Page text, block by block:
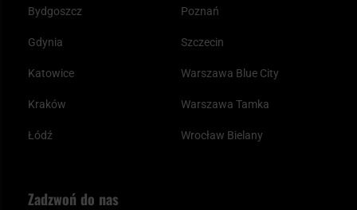
Bydgoszcz
Gdynia
Katowice
Kraków
Łódź
Poznań
Szczecin
Warszawa Blue City
Warszawa Tamka
Wrocław Bielany
Zadzwoń do nas